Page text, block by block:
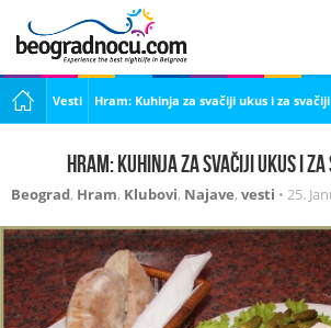
Vesti Hram: Kuhinja za svačiji ukus i za
Hram: Kuhinja za svačiji ukus i
Beograd, Hram, Klubovi, Najave, vesti • 25.